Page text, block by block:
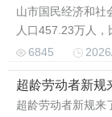
山市国民经济和社
人口457.23万人，
6845
超龄劳动者新规
超龄劳动者新规来